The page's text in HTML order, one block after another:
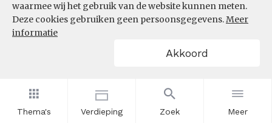
Thema's Verdieping Zoek Meer
waarmee wij het gebruik van de website kunnen meten.
Deze cookies gebruiken geen persoonsgegevens.Meer
informatie
Akkoord
UITGAANDE PENDEL, NAAR
WERKGEMEENTE
Filters